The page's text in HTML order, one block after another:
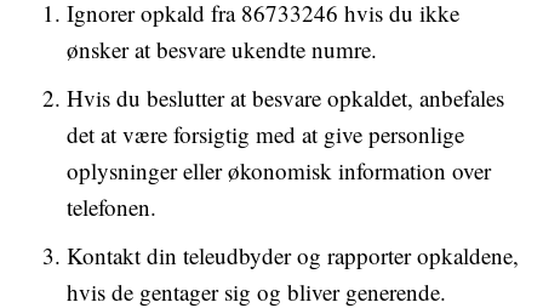
Ignorer opkald fra 86733246 hvis du ikke
ønsker at besvare ukendte numre.
Hvis du beslutter at besvare opkaldet, anbefales
det at være forsigtig med at give personlige
oplysninger eller økonomisk information over
telefonen.
Kontakt din teleudbyder og rapporter opkaldene,
hvis de gentager sig og bliver generende.